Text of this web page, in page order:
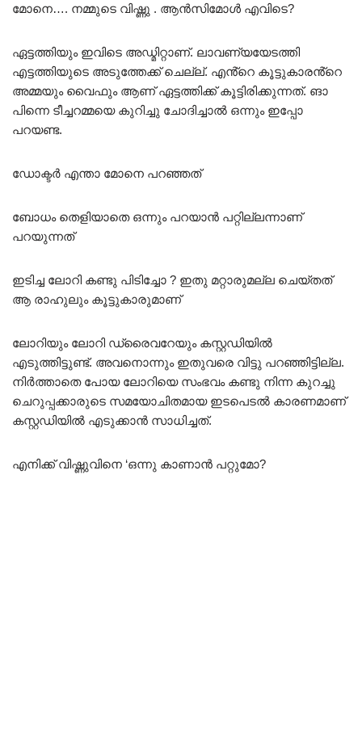
മോനെ…. നമ്മുടെ വിഷ്ണു . ആൻസിമോൾ എവിടെ?
ഏട്ടത്തിയും ഇവിടെ അഡ്മിറ്റാണ്. ലാവണ്യയേടത്തി
എട്ടത്തിയുടെ അടുത്തേക്ക് ചെല്ല്. എൻ്റെ കൂട്ടുകാരൻ്റെ
അമ്മയും വൈഫും ആണ് ഏട്ടത്തിക്ക് കൂട്ടിരിക്കുന്നത്. ങാ
പിന്നെ ടീച്ചറമ്മയെ കുറിച്ചു ചോദിച്ചാൽ ഒന്നും ഇപ്പോ
പറയണ്ട.
ഡോക്ടർ എന്താ മോനെ പറഞ്ഞത്
ബോധം തെളിയാതെ ഒന്നും പറയാൻ പറ്റില്ലന്നാണ്
പറയുന്നത്
ഇടിച്ച ലോറി കണ്ടു പിടിച്ചോ ? ഇതു മറ്റാരുമല്ല ചെയ്തത്
ആ രാഹുലും കൂട്ടുകാരുമാണ്
ലോറിയും ലോറി ഡ്രൈവറേയും കസ്റ്റഡിയിൽ
എടുത്തിട്ടുണ്ട്. അവനൊന്നും ഇതുവരെ വിട്ടു പറഞ്ഞിട്ടില്ല.
നിർത്താതെ പോയ ലോറിയെ സംഭവം കണ്ടു നിന്ന കുറച്ചു
ചെറുപ്പക്കാരുടെ സമയോചിതമായ ഇടപെടൽ കാരണമാണ്
കസ്റ്റഡിയിൽ എടുക്കാൻ സാധിച്ചത്.
എനിക്ക് വിഷ്ണുവിനെ ‘ഒന്നു കാണാൻ പറ്റുമോ?